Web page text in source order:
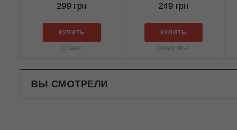
299 грн
КУПИТЬ
Chaser
249 грн
КУПИТЬ
Infinity MAX
ВЫ СМОТРЕЛИ